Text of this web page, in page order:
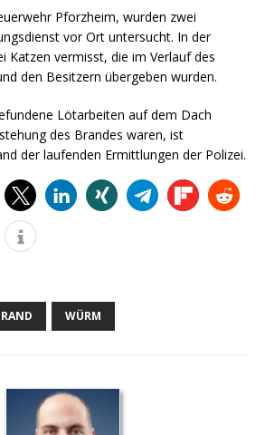
Pforzheim, wurden zwei
vor Ort untersucht. In der
Katzen vermisst, die im Verlauf des
den Besitzern übergeben wurden.
Lötarbeiten auf dem Dach
des Brandes waren, ist
der laufenden Ermittlungen der Polizei.
WÜRM